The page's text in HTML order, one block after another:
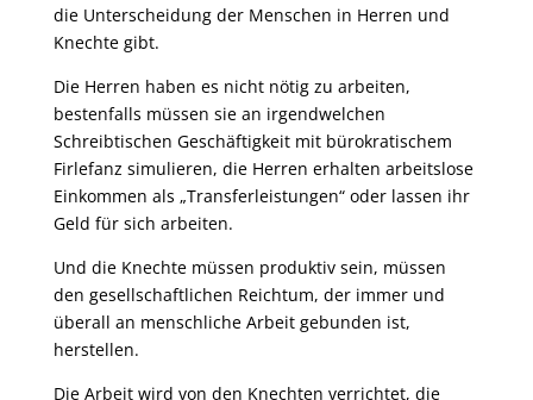
die Unterscheidung der Menschen in Herren und
Knechte gibt.
Die Herren haben es nicht nötig zu arbeiten,
bestenfalls müssen sie an irgendwelchen
Schreibtischen Geschäftigkeit mit bürokratischem
Firlefanz simulieren, die Herren erhalten arbeitslose
Einkommen als „Transferleistungen“ oder lassen ihr
Geld für sich arbeiten.
Und die Knechte müssen produktiv sein, müssen
den gesellschaftlichen Reichtum, der immer und
überall an menschliche Arbeit gebunden ist,
herstellen.
Die Arbeit wird von den Knechten verrichtet, die